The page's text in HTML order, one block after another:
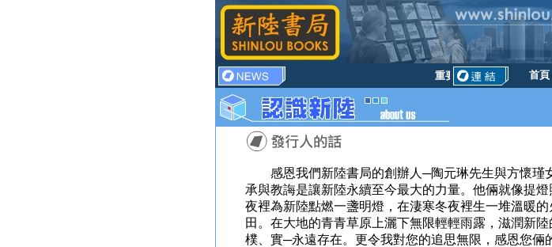
重要訊息！訂書不能刷卡
首頁
感恩我們新陸書局的創辦人─陶元琳先生與方懷瑾
承與教誨是讓新陸永續至今最大的力量。他倆就像提
夜裡為新陸點燃一盞明燈，在淒寒冬夜裡生一堆溫暖
田。在大地的青青草原上灑下無限輕輕雨露，滋潤新陸
樸、實─永遠存在。更令我對您的追思無限，感恩您倆